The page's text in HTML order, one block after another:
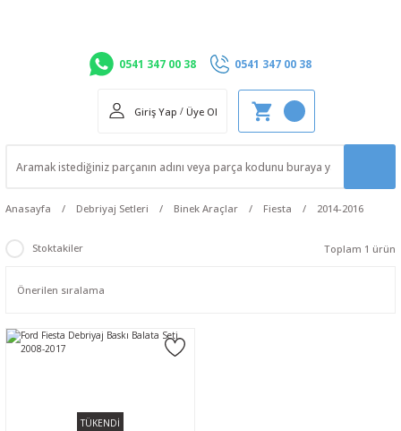
0541 347 00 38 0541 347 00 38
Giriş Yap / Üye Ol
Anasayfa Debriyaj Setleri Binek Araçlar Fiesta 2014-2016
Stoktakiler Toplam 1 ürün
TÜKENDİ